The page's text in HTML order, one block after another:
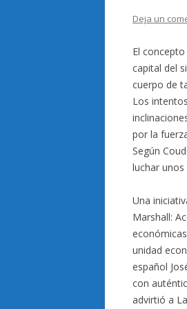
Deja un
El
capital del
cuerpo de
Los
por la
Según
luchar
Una
Marshall:
unidad
español
con
advirtió a